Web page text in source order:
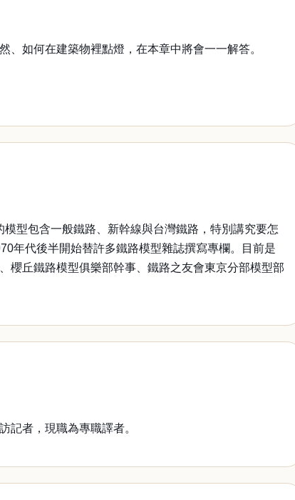
如何在建築物裡點燈，在本章中將會一一解答。
型包含一般鐵路、新幹線與台灣鐵路，特別講究要怎
年代後半開始替許多鐵路模型雜誌撰寫專欄。目前是
櫻丘鐵路模型俱樂部幹事、鐵路之友會東京分部模型部
者，現職為專職譯者。